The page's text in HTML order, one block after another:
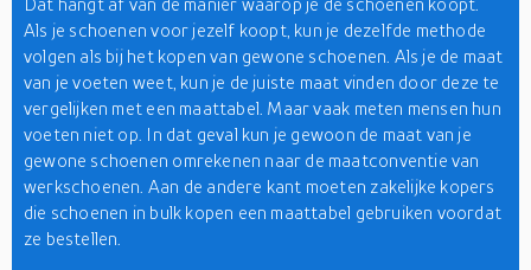
Als je schoenen voor jezelf koopt, kun je dezelfde methode
volgen als bij het kopen van gewone schoenen. Als je de maat
van je voeten weet, kun je de juiste maat vinden door deze te
vergelijken met een maattabel. Maar vaak meten mensen hun
voeten niet op. In dat geval kun je gewoon de maat van je
gewone schoenen omrekenen naar de maatconventie van
werkschoenen. Aan de andere kant moeten zakelijke kopers
die schoenen in bulk kopen een maattabel gebruiken voordat
ze bestellen.